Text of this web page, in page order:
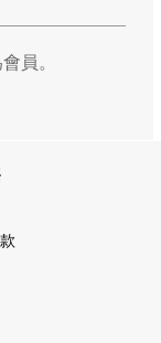
員。